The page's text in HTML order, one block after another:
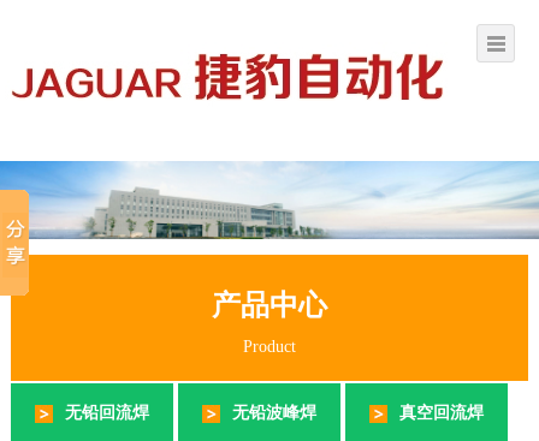
产品中心
Product
无铅回流焊 无铅波峰焊 真空回流焊